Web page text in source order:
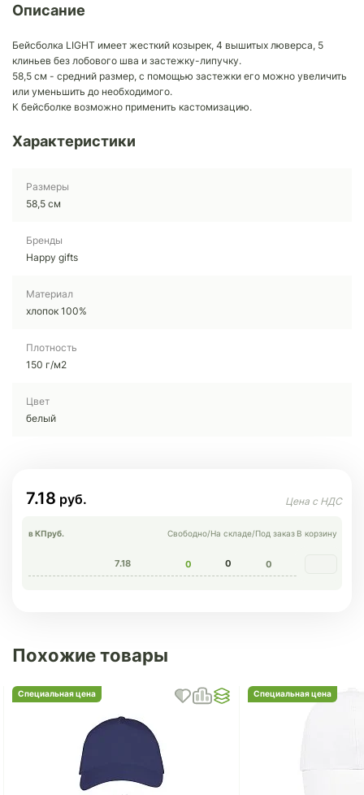
Описание
Бейсболка LIGHT имеет жесткий козырек, 4 вышитых люверса, 5
клиньев без лобового шва и застежку-липучку.
58,5 см - средний размер, с помощью застежки его можно увеличить
или уменьшить до необходимого.
К бейсболке возможно применить кастомизацию.
Характеристики
Размеры
58,5 см
Бренды
Happy gifts
Материал
хлопок 100%
Плотность
150 г/м2
Цвет
белый
7.18
в КПруб. Свободно/На складе/Под заказ В корзину
7.18 0 0 0
Похожие товары
Специальная цена Специальная цена